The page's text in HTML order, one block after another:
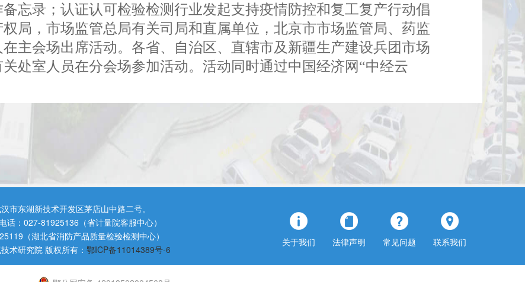
忘录；认证认可检验检测行业发起支持疫情防控和复工复产行动倡
局，市场监管总局有关司局和直属单位，北京市市场监管局、药监
主会场出席活动。各省、自治区、直辖市及新疆生产建设兵团市场
处室人员在分会场参加活动。活动同时通过中国经济网“中经云
市东湖新技术开发区茅店山中路二号。
话：027-81925136（省计量院客服中心）
（湖北省消防产品质量检验检测中心）
术研究院 版权所有： 鄂ICP备11014389号-6
关于我们 法律声明 常见问题 联系我们